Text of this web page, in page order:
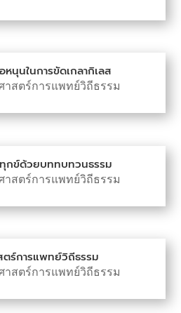
นุนในการขัดเกลากิเลส
าสตร์การแพทย์วิถีธรรม
กข์ด้วยบททบทวนธรรม
าสตร์การแพทย์วิถีธรรม
ตร์การแพทย์วิถีธรรม
าสตร์การแพทย์วิถีธรรม